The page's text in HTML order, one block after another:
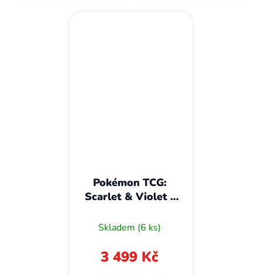
Pokémon TCG:
Scarlet & Violet -
Evolutions Booster
Skladem (6 ks)
3 499 Kč